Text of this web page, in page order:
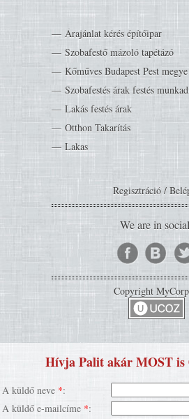
Árajánlat kérés építőipar
Szobafestő mázoló tapétázó
Kőműves Budapest Pest megye
Szobafestés árak festés
Lakás festés árak
Otthon Takarítás
Lakas
Regisztráció /
We are in
Copyright
Hívja Palit akár MOST is
A küldő neve *:
A küldő e-mailcíme *: